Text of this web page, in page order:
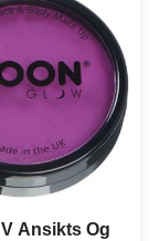
Ansikts Og